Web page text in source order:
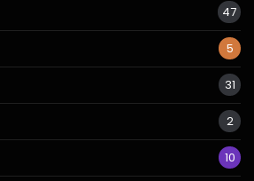
47
5
31
2
10